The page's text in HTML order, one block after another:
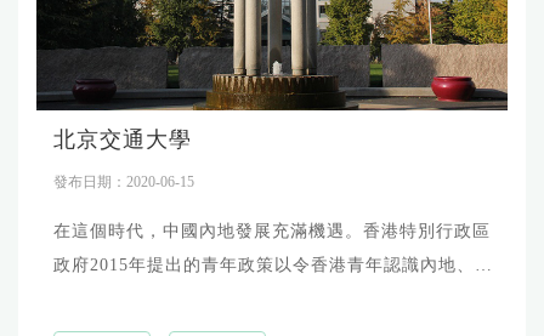
北京交通大學
發布日期：2020-06-15
在這個時代，中國內地發展充滿機遇。香港特別行政區
政府2015年提出的青年政策以令香港青年認識內地、把